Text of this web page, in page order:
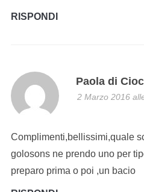
RISPONDI
Paola di
2 Marzo 2016
Complimenti,bellissimi,quale
golosons ne prendo uno per
preparo prima o poi ,un bacio